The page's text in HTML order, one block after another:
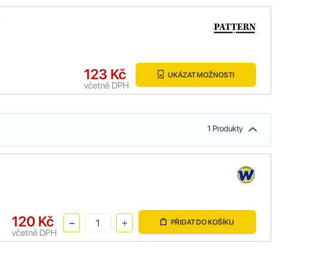
123 Kč
včetně DPH
UKÁZAT MOŽNOSTI
1 Produkty
120 Kč
včetně DPH
PŘIDAT DO KOŠÍKU